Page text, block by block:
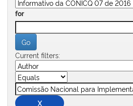
for
Current filters: